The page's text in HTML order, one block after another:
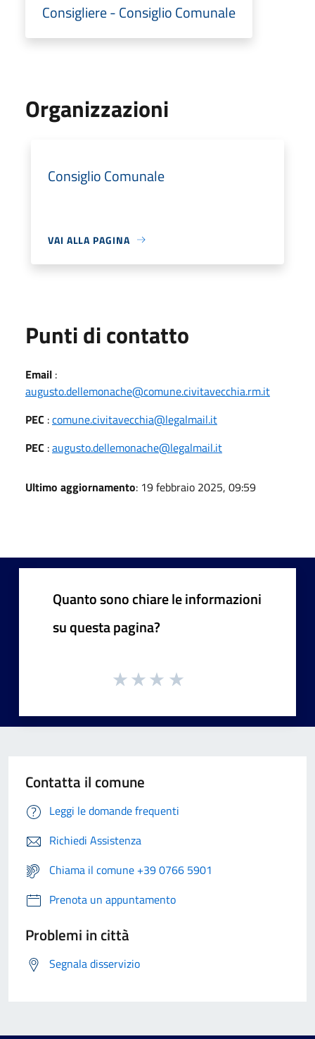
Consigliere - Consiglio Comunale
Organizzazioni
Consiglio Comunale
VAI ALLA PAGINA
Punti di contatto
Email :
augusto.dellemonache@comune.civitavecchia.rm.it
PEC :comune.civitavecchia@legalmail.it
PEC :augusto.dellemonache@legalmail.it
Ultimo aggiornamento: 19 febbraio 2025, 09:59
Quanto sono chiare le informazioni
su questa pagina?
Contatta il comune
Leggi le domande frequenti
Richiedi Assistenza
Chiama il comune +39 0766 5901
Prenota un appuntamento
Problemi in città
Segnala disservizio